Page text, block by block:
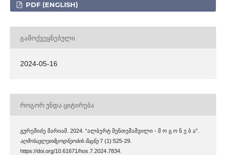
PDF (ENGLISH)
ᲒᲐᲛᲝᲥᲕᲔᲧᲜᲔᲑᲣᲚᲘ
2024-05-16
ᲠᲝᲒᲝᲠ ᲣᲜᲓᲐ ᲪᲘᲢᲘᲠᲔᲑᲐ
გურეშიძე მარიამ. 2024. “ალბერტ მენთეშაშვილი - მ ო გ ო ნ ე ბ ა”.
აღმოსავლეთმცოდნეობის მაცნე7 (1):525-29.
https://doi.org/10.61671/hos.7.2024.7834.